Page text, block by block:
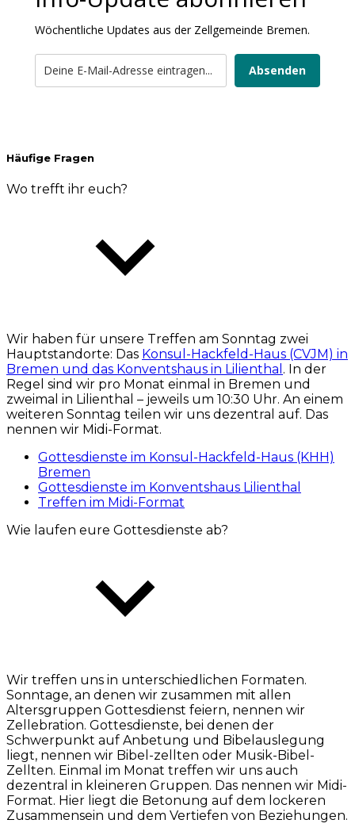
Wöchentliche Updates aus der Zellgemeinde Bremen.
Absenden
Häufige Fragen
Wo trefft ihr euch?
Wir haben für unsere Treffen am Sonntag zwei
Hauptstandorte: Das Konsul-Hackfeld-Haus (CVJM) in
Bremen und das Konventshaus in Lilienthal . In der
Regel sind wir pro Monat einmal in Bremen und
zweimal in Lilienthal – jeweils um 10:30 Uhr. An einem
weiteren Sonntag teilen wir uns dezentral auf. Das
nennen wir Midi-Format.
Gottesdienste im Konsul-Hackfeld-Haus (KHH)
Bremen
Gottesdienste im Konventshaus Lilienthal
Treffen im Midi-Format
Wie laufen eure Gottesdienste ab?
Wir treffen uns in unterschiedlichen Formaten.
Sonntage, an denen wir zusammen mit allen
Altersgruppen Gottesdienst feiern, nennen wir
Zellebration. Gottesdienste, bei denen der
Schwerpunkt auf Anbetung und Bibelauslegung
liegt, nennen wir Bibel-zellten oder Musik-Bibel-
Zellten. Einmal im Monat treffen wir uns auch
dezentral in kleineren Gruppen. Das nennen wir Midi-
Format. Hier liegt die Betonung auf dem lockeren
Zusammensein und dem Vertiefen von Beziehungen.